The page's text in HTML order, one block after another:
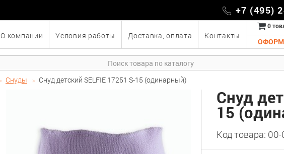
+7 (495)
О компании Условия работы Доставка, оплата Контакты
0
Снуды Снуд детский SELFIE 17251 S-15 (одинарный)
Снуд
15
Код товара: